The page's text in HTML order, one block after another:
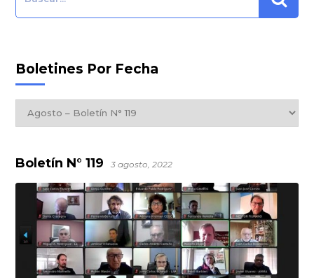
Boletín N° 119 3 agosto, 2022
Boletines Por Fecha
Boletines
por